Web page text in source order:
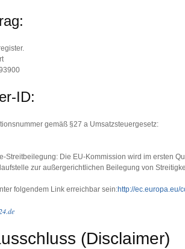
ID:
gemäß §27 a Umsatzsteuergesetz:
Streitbeilegung: Die EU-Kommission wird im ersten
zur außergerichtlichen Beilegung von
folgendem Link erreichbar sein:http://ec.europa.eu/
(Disclaimer)